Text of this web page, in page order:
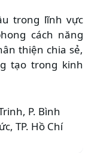
trong lĩnh vực
cách năng
thiện chia sẻ,
tạo trong kinh
P. Bình
TP. Hồ Chí